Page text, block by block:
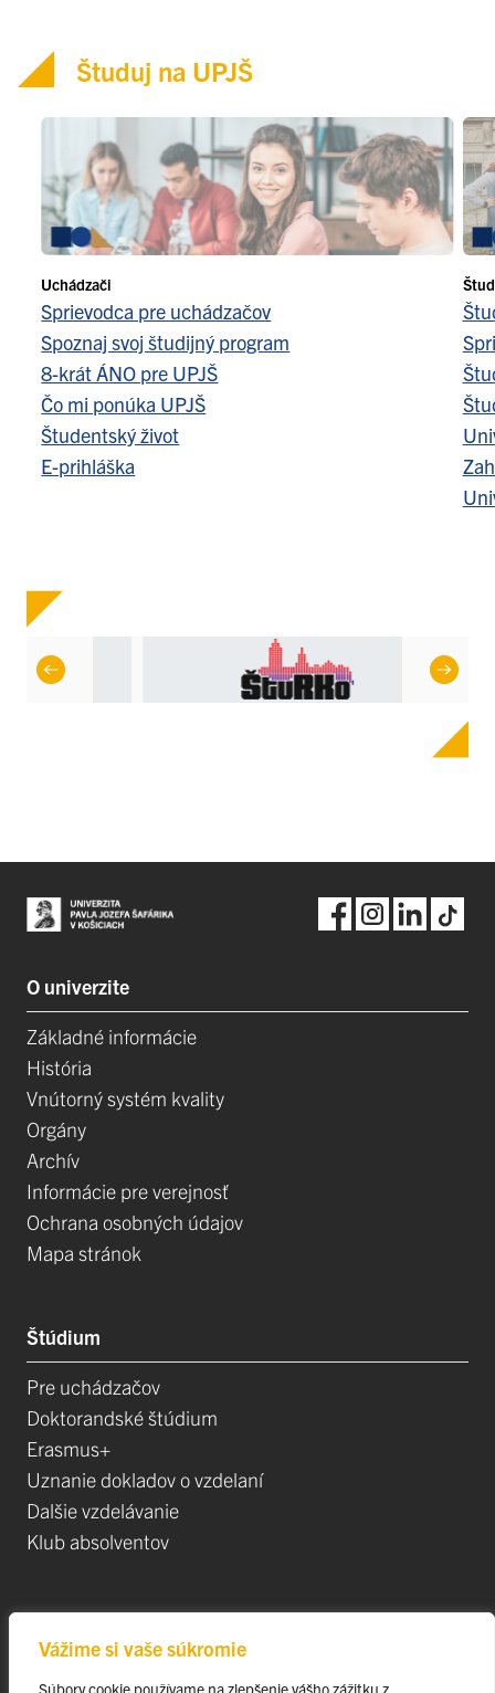
Vážime si vaše súkromie
Súbory cookie používame na zlepšenie vášho zážitku z
Študuj na UPJŠ
Uchádzači
Sprievodca pre uchádzačov
Spoznaj svoj študijný program
8-krát ÁNO pre UPJŠ
Čo mi ponúka UPJŠ
Študentský život
E-prihláška
O univerzite
Základné informácie
História
Vnútorný systém kvality
Orgány
Archív
Informácie pre verejnosť
Ochrana osobných údajov
Mapa stránok
Štúdium
Pre uchádzačov
Doktorandské štúdium
Erasmus+
Uznanie dokladov o vzdelaní
Dalšie vzdelávanie
Klub absolventov